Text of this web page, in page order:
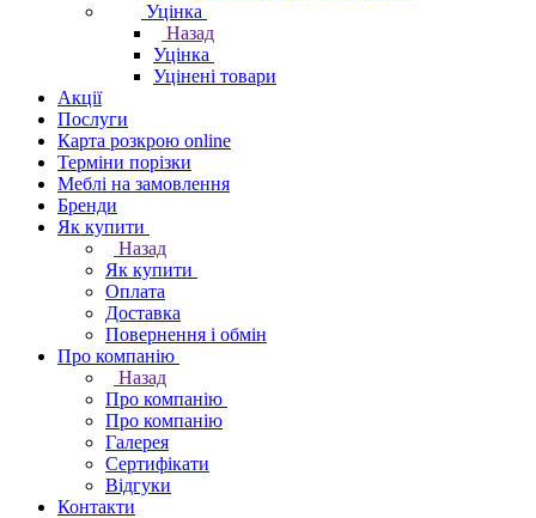
Уцінка
Назад
Уцінка
Уцінені товари
Акції
Послуги
Карта розкрою online
Терміни порізки
Меблі на замовлення
Бренди
Як купити
Назад
Як купити
Оплата
Доставка
Повернення і обмін
Про компанію
Назад
Про компанію
Про компанію
Галерея
Сертифікати
Відгуки
Контакти